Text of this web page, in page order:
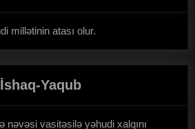
millətinin atası olur.
İshaq-Yaqub
nəvəsi vasitəsilə yəhudi xalqını